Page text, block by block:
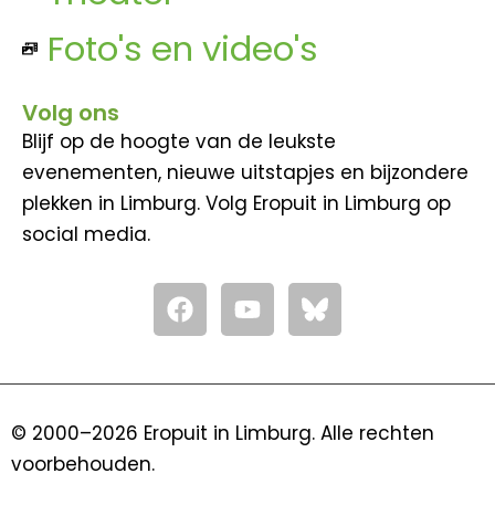
Foto's en video's
Volg ons
Blijf op de hoogte van de leukste
evenementen, nieuwe uitstapjes en bijzondere
plekken in Limburg. Volg Eropuit in Limburg op
social media.
F
a
c
o
Y
o
u
b
© 2000–2026 Eropuit in Limburg. Alle rechten
voorbehouden.